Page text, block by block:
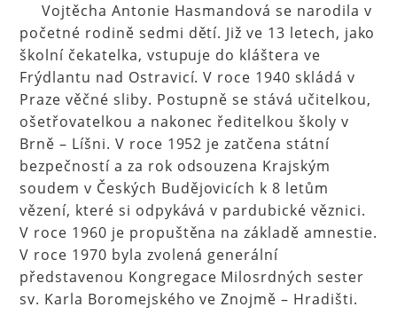
Vojtěcha Antonie Hasmandová se narodila v
početné rodině sedmi dětí. Již ve 13 letech, jako
školní čekatelka, vstupuje do kláštera ve
Frýdlantu nad Ostravicí. V roce 1940 skládá v
Praze věčné sliby. Postupně se stává učitelkou,
ošetřovatelkou a nakonec ředitelkou školy v
Brně – Líšni. V roce 1952 je zatčena státní
bezpečností a za rok odsouzena Krajským
soudem v Českých Budějovicích k 8 letům
vězení, které si odpykává v pardubické věznici.
V roce 1960 je propuštěna na základě amnestie.
V roce 1970 byla zvolená generální
představenou Kongregace Milosrdných sester
sv. Karla Boromejského ve Znojmě – Hradišti.